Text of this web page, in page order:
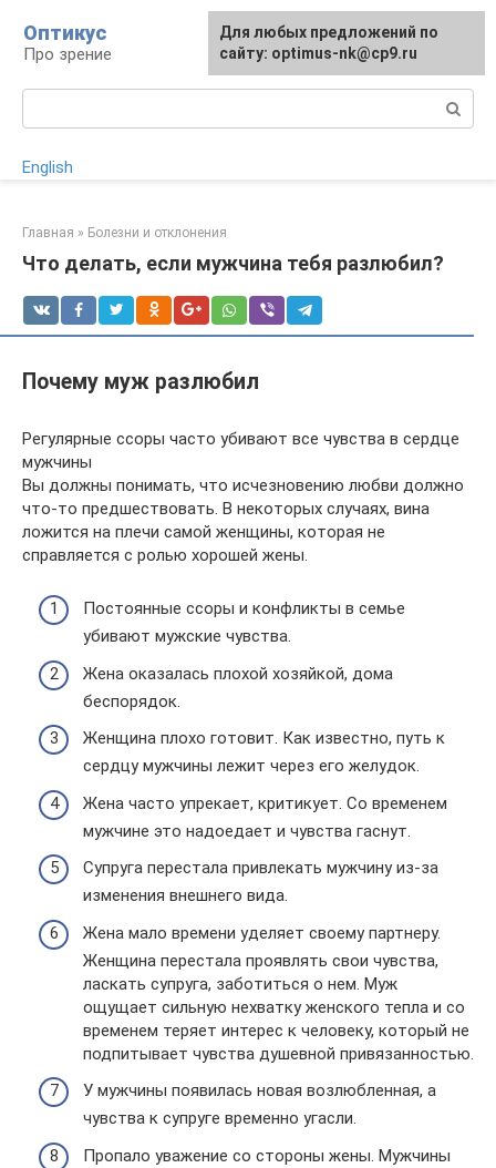
контенту
Оптикус
Про зрение
English
Главная » Болезни и отклонения
Что делать, если мужчина тебя разлюбил?
Почему муж разлюбил
Регулярные ссоры часто убивают все чувства в сердце
мужчины
Вы должны понимать, что исчезновению любви должно
что-то предшествовать. В некоторых случаях, вина
ложится на плечи самой женщины, которая не
справляется с ролью хорошей жены.
Постоянные ссоры и конфликты в семье
убивают мужские чувства.
Жена оказалась плохой хозяйкой, дома
беспорядок.
Женщина плохо готовит. Как известно, путь к
сердцу мужчины лежит через его желудок.
Жена часто упрекает, критикует. Со временем
мужчине это надоедает и чувства гаснут.
Супруга перестала привлекать мужчину из-за
изменения внешнего вида.
Жена мало времени уделяет своему партнеру.
Женщина перестала проявлять свои чувства,
ласкать супруга, заботиться о нем. Муж
ощущает сильную нехватку женского тепла и со
временем теряет интерес к человеку, который не
подпитывает чувства душевной привязанностью.
У мужчины появилась новая возлюбленная, а
чувства к супруге временно угасли.
Пропало уважение со стороны жены. Мужчины
Для любых предложений по
сайту: optimus-nk@cp9.ru